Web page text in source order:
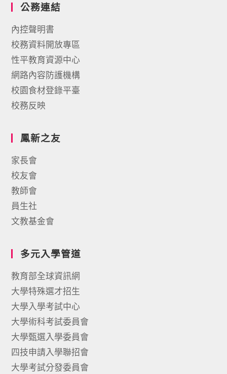
公務連結
內控聲明書
校務資料開放專區
性平教育資源中心
網路內容防護機構
校園食材登錄平臺
校務反映
鳳新之友
家長會
校友會
教師會
員生社
文教基金會
多元入學管道
教育部全球資訊網
大學特殊選才招生
大學入學考試中心
大學術科考試委員會
大學甄選入學委員會
四技申請入學聯招會
大學考試分發委員會